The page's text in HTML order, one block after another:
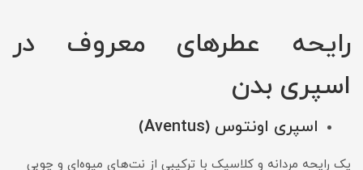
رایحه عطرهای معروف در
اسپری بدن
اسپری اونتوس (Aventus)
یک رایحه مردانه و کلاسیک با ترکیبی از نت‌های میوه‌ای و چوبی